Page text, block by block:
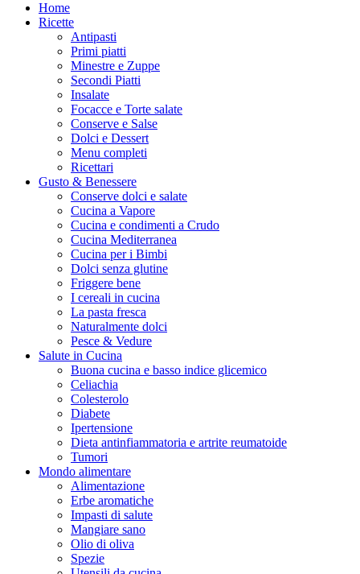
Home
Ricette
Antipasti
Primi piatti
Minestre e Zuppe
Secondi Piatti
Insalate
Focacce e Torte salate
Conserve e Salse
Dolci e Dessert
Menu completi
Ricettari
Gusto & Benessere
Conserve dolci e salate
Cucina a Vapore
Cucina e condimenti a Crudo
Cucina Mediterranea
Cucina per i Bimbi
Dolci senza glutine
Friggere bene
I cereali in cucina
La pasta fresca
Naturalmente dolci
Pesce & Vedure
Salute in Cucina
Buona cucina e basso indice glicemico
Celiachia
Colesterolo
Diabete
Ipertensione
Dieta antinfiammatoria e artrite reumatoide
Tumori
Mondo alimentare
Alimentazione
Erbe aromatiche
Impasti di salute
Mangiare sano
Olio di oliva
Spezie